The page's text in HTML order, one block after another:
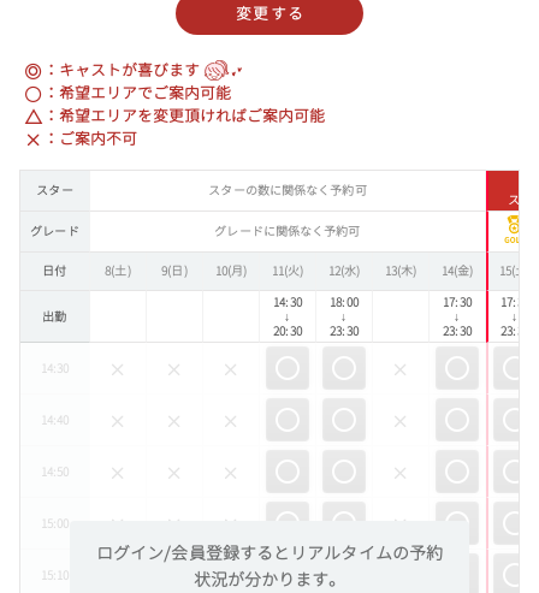
変更する
：キャストが喜びます
：希望エリアでご案内可能
：希望エリアを変更頂ければご案内可能
：ご案内不可
ログイン/会員登録するとリアルタイムの予約
状況が分かります。
スター スターの数に関係なく予約可
スタ
グレード
グレードに関係なく予約可
日付 8(土) 9(日) 10(月) 11(火) 12(水) 13(木) 14(金) 15(土)
出勤
14:30
↓
20:30
18:00
↓
23:30
17:30
↓
23:30
17:30
↓
23:30
14:30
14:40
14:50
15:00
15:10